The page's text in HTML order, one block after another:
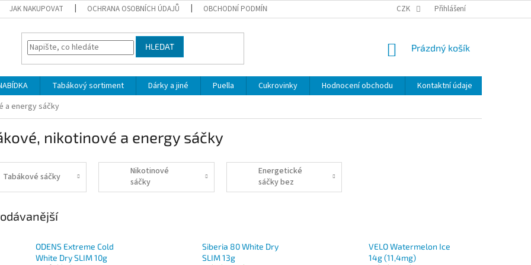
JAK NAKUPOVAT OCHRANA OSOBNÍCH ÚDAJŮ OBCHODNÍ PODMÍNKY BEZPEČNOSTÍ UPOZORNĚNÍ K NÁMI VYRÁBENÝM SVÍČKÁM
CZK Přihlášení
HLEDAT
NÁKUPNÍ
Prázdný košík
Tabákový sortiment Dárky a jiné Puella Cukrovinky Hodnocení obchodu Kontaktní údaje
a energy sáčky
nikotinové a energy sáčky
Tabákové sáčky
Nikotinové
sáčky
Energetické
sáčky bez
nikotinu
ODENS Extreme Cold
White Dry SLIM 10g
Siberia 80 White Dry
SLIM 13g
VELO Watermelon Ice
14g (11,4mg)